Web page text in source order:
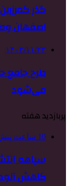
گذر
اصفهان
۱۴۰۲/۱۱/۲۲
طرح جامع
می‌شود
پربازدید هفته
10 ساعت پیش
سیاهه
کاهش